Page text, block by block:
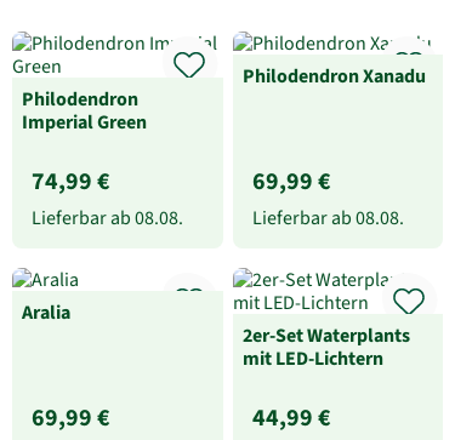
Philodendron
Imperial Green
74,99 €
Lieferbar ab08.08.
Philodendron Xanadu
69,99 €
Lieferbar ab08.08.
Aralia
69,99 €
2er-Set Waterplants
mit LED-Lichtern
44,99 €